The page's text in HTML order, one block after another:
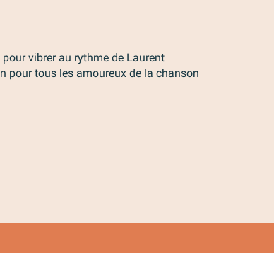
vibrer au rythme de Laurent
pour tous les amoureux de la chanson